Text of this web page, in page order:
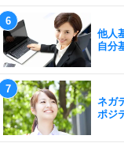
他人
自分
ネガ
ポジ